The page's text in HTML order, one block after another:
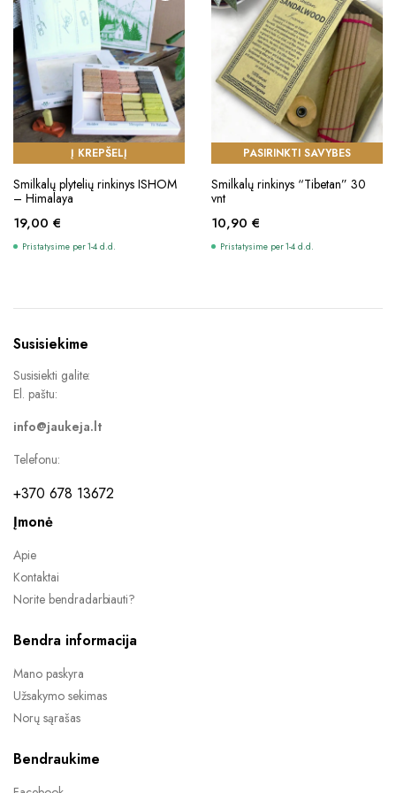
Į KREPŠELĮ
Smilkalų plytelių rinkinys ISHOM
– Himalaya
19,00 €
Pristatysime per 1-4 d.d.
PASIRINKTI SAVYBES
This
product
has
multiple
variants.
Smilkalų rinkinys “Tibetan” 30
vnt
10,90 €
Pristatysime per 1-4 d.d.
Susisiekime
Susisiekti galite:
El. paštu:
info@jaukeja.lt
Telefonu:
+370 678 13672
Įmonė
Apie
Kontaktai
Norite bendradarbiauti?
Bendra informacija
Mano paskyra
Užsakymo sekimas
Norų sąrašas
Bendraukime